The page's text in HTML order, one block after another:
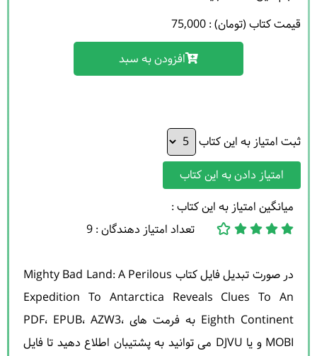
قیمت کتاب (تومان) : 75,000
افزودن به سبد
ثبت امتیاز به این کتاب
امتیاز دادن به این کتاب
میانگین امتیاز به این کتاب :
تعداد امتیاز دهندگان : 9
در صورت تبدیل فایل کتاب Mighty Bad Land: A Perilous
Expedition To Antarctica Reveals Clues To An
Eighth Continent به فرمت های PDF، EPUB، AZW3،
MOBI و یا DJVU می توانید به پشتیبان اطلاع دهید تا فایل